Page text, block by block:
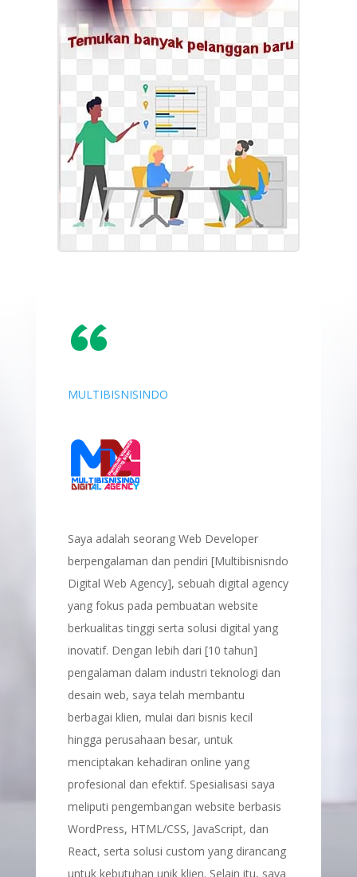
“
MULTIBISNISINDO
Saya adalah seorang Web Developer
berpengalaman dan pendiri [Multibisnisndo
Digital Web Agency], sebuah digital agency
yang fokus pada pembuatan website
berkualitas tinggi serta solusi digital yang
inovatif. Dengan lebih dari [10 tahun]
pengalaman dalam industri teknologi dan
desain web, saya telah membantu
berbagai klien, mulai dari bisnis kecil
hingga perusahaan besar, untuk
menciptakan kehadiran online yang
profesional dan efektif. Spesialisasi saya
meliputi pengembangan website berbasis
WordPress, HTML/CSS, JavaScript, dan
React, serta solusi custom yang dirancang
untuk kebutuhan unik klien. Selain itu, saya